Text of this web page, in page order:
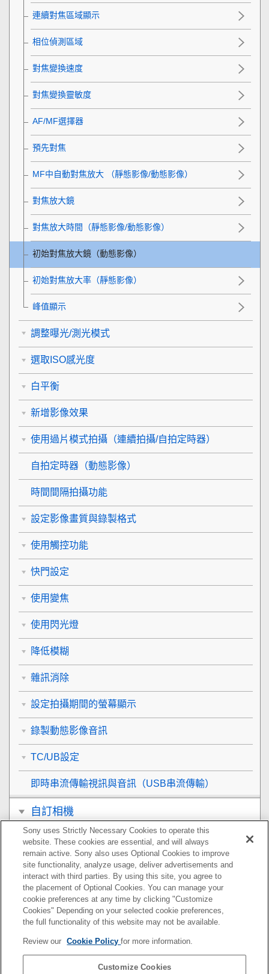
連續對焦區域顯示
相位偵測區域
對焦變換速度
對焦變換靈敏度
AF/MF選擇器
預先對焦
MF中自動對焦放大 （靜態影像/動態影像）
對焦放大鏡
對焦放大時間 （靜態影像/動態影像）
初始對焦放大鏡 （動態影像）
初始對焦放大率 （靜態影像）
峰值顯示
調整曝光/測光模式
選取ISO感光度
白平衡
新增影像效果
使用過片模式拍攝（連續拍攝/自拍定時器）
自拍定時器 （動態影像）
時間間隔拍攝功能
設定影像畫質與錄製格式
使用觸控功能
快門設定
使用變焦
使用閃光燈
降低模糊
雜訊消除
設定拍攝期間的螢幕顯示
錄製動態影像音訊
TC/UB設定
即時串流傳輸視訊與音訊（USB串流傳輸）
自訂相機
觀看
變更相機設定
智慧型手機可用的功能
使用電腦
使用雲端服務
Sony uses Strictly Necessary Cookies to operate this
website. These cookies are essential, and will always
remain active. Sony also uses Optional Cookies to improve
site functionality, analyze usage, deliver advertisements and
interact with third parties. By using this site, you agree to
the placement of Optional Cookies. You can manage your
cookie preferences at any time by clicking "Customize
Cookies" Depending on your selected cookie preferences,
the full functionality of this website may not be available.
Review our Cookie Policyfor more information.
Customize Cookies